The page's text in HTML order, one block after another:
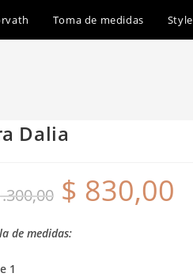
Toma de medidas
Dalia
$ 830,00
de medidas:
1